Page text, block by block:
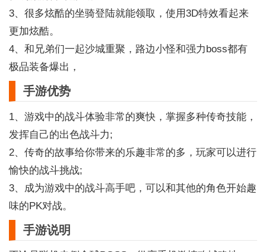
3、很多炫酷的坐骑登陆就能领取，使用3D特效看起来
更加炫酷。
4、和兄弟们一起沙城重聚，路边小怪和强力boss都有
极品装备爆出，
手游优势
1、游戏中的战斗体验非常的爽快，掌握多种传奇技能，
发挥自己的出色战斗力;
2、传奇的故事给你带来的乐趣非常的多，玩家可以进行
愉快的战斗挑战;
3、成为游戏中的战斗高手吧，可以和其他的角色开始趣
味的PK对战。
手游说明